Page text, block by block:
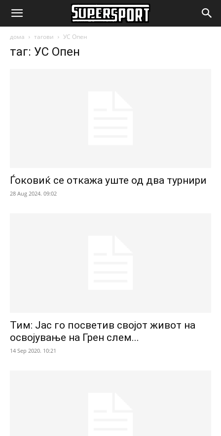
SuperSport.mk
дома тагови УС Опен
таг: УС Опен
Ѓоковиќ се откажа уште од два турнири
28 Aug 2024. 09:02
Тим: Јас го посветив својот живот на
освојување на Грен слем...
14 Sep 2020. 10:21